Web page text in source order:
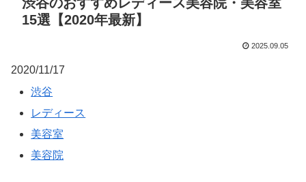
15選【2020年最新】
2025.09.05
2020/11/17
渋谷
レディース
美容室
美容院